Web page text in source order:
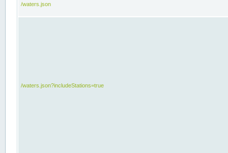
/waters.json
/waters.json?includeStations=true